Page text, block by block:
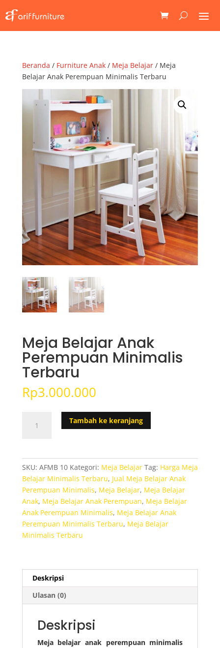
Beranda / Furniture Anak/ Meja Belajar/ Meja
Belajar Anak Perempuan Minimalis Terbaru
Meja Belajar Anak
Perempuan Minimalis
Terbaru
Rp3.000.000
Meja
Terbaru
Tambah ke keranjang
SKU: AFMB 10 Kategori: Meja Belajar Tag: Harga Meja
Belajar Minimalis Terbaru, Jual Meja Belajar Anak
Perempuan Minimalis, Meja Belajar, Meja Belajar
Anak, Meja Belajar Anak Perempuan, Meja Belajar
Anak Perempuan Minimalis, Meja Belajar Anak
Perempuan Minimalis Terbaru, Meja Belajar
Minimalis Terbaru
Deskripsi
Ulasan (0)
Deskripsi
Meja belajar anak perempuan minimalis